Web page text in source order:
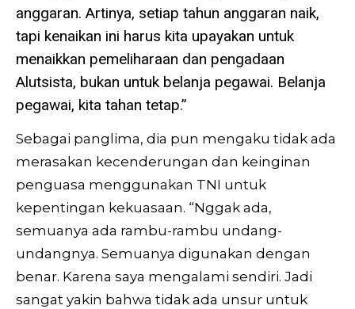
anggaran. Artinya, setiap tahun anggaran naik,
tapi kenaikan ini harus kita upayakan untuk
menaikkan pemeliharaan dan pengadaan
Alutsista, bukan untuk belanja pegawai. Belanja
pegawai, kita tahan tetap.”
Sebagai panglima, dia pun mengaku tidak ada
merasakan kecenderungan dan keinginan
penguasa menggunakan TNI untuk
kepentingan kekuasaan. “Nggak ada,
semuanya ada rambu-rambu undang-
undangnya. Semuanya digunakan dengan
benar. Karena saya mengalami sendiri. Jadi
sangat yakin bahwa tidak ada unsur untuk